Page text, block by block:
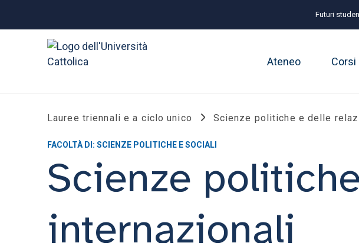
Futuri
Ateneo Corsi
Lauree triennali e a ciclo unico Scienze politiche e delle
FACOLTÀ DI: SCIENZE POLITICHE E SOCIALI
Scienze
internazionali